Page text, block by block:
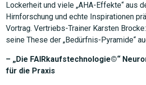
Lockerheit und viele „AHA-Effekte“ aus
Hirnforschung und echte Inspirationen
Vortrag. Vertriebs-Trainer Karsten
seine These der „Bedürfnis-Pyramide“
– „Die FAIRkaufstechnologie©“
für die Praxis